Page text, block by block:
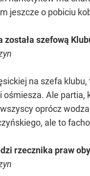
jeszcze o pobiciu
została szefową
na szefa
ośmiesza. Ale
oprócz
ale to
rzecznika praw